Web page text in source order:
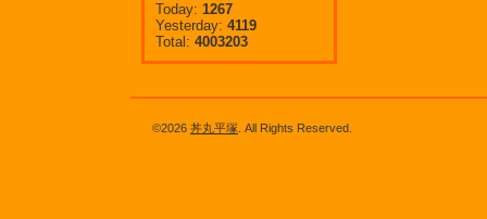
Today: 1267
Yesterday: 4119
Total: 4003203
©2026 丼丸平塚 . All Rights Reserved.